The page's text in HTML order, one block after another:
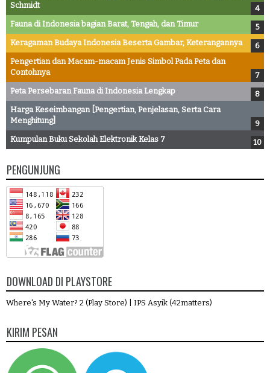
Schmidt
Fauna di Indonesia bagian Barat, Tengah, dan Timur
Keragaman Budaya Indonesia Beserta Gambar, Keterangannya
Pengertian dan Macam-macam Jenis Simbol Pada Peta dan
Contohnya
Peta Persebaran Fauna di Indonesia Lengkap
Harga Keseimbangan [Pengertian, Penjelasan, Serta Cara
Menghitung]
Kumpulan Buku Sekolah Elektronik Kelas 7
PENGUNJUNG
DOWNLOAD DI PLAYSTORE
Where's My Water? 2 (Play Store) IPS Asyik (42matters)
KIRIM PESAN